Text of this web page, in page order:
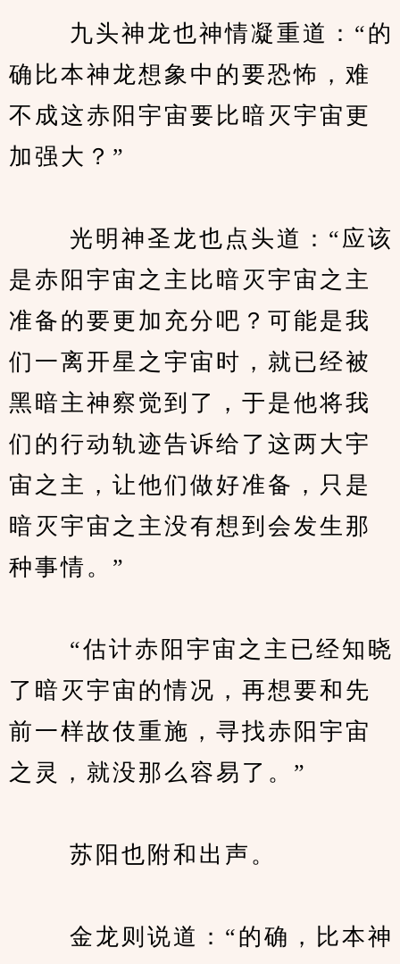
九头神龙也神情凝重道：“的
确比本神龙想象中的要恐怖，难
不成这赤阳宇宙要比暗灭宇宙更
加强大？”
光明神圣龙也点头道：“应该
是赤阳宇宙之主比暗灭宇宙之主
准备的要更加充分吧？可能是我
们一离开星之宇宙时，就已经被
黑暗主神察觉到了，于是他将我
们的行动轨迹告诉给了这两大宇
宙之主，让他们做好准备，只是
暗灭宇宙之主没有想到会发生那
种事情。”
“估计赤阳宇宙之主已经知晓
了暗灭宇宙的情况，再想要和先
前一样故伎重施，寻找赤阳宇宙
之灵，就没那么容易了。”
苏阳也附和出声。
金龙则说道：“的确，比本神